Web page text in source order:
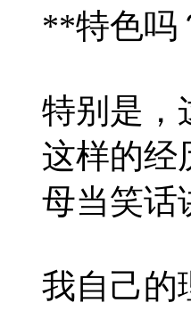
**特色吗
特别是，
这样的经
母当笑话
我自己的